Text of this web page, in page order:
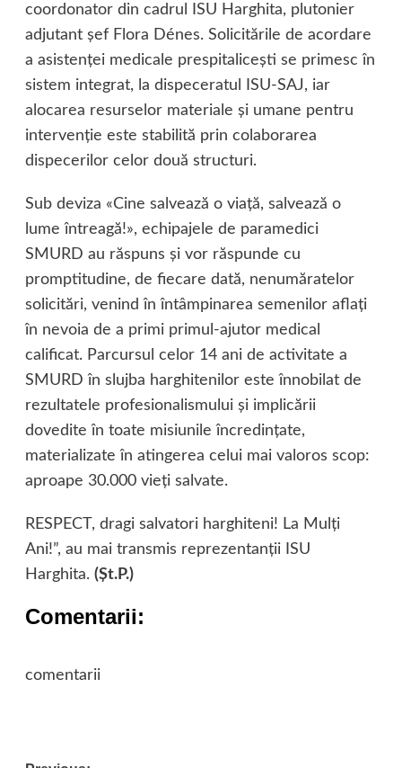
coordonator din cadrul ISU Harghita, plutonier
adjutant şef Flora Dénes. Solicitările de acordare
a asistenţei medicale prespitaliceşti se primesc în
sistem integrat, la dispeceratul ISU-SAJ, iar
alocarea resurselor materiale şi umane pentru
intervenţie este stabilită prin colaborarea
dispecerilor celor două structuri.
Sub deviza «Cine salvează o viaţă, salvează o
lume întreagă!», echipajele de paramedici
SMURD au răspuns şi vor răspunde cu
promptitudine, de fiecare dată, nenumăratelor
solicitări, venind în întâmpinarea semenilor aflaţi
în nevoia de a primi primul-ajutor medical
calificat. Parcursul celor 14 ani de activitate a
SMURD în slujba harghitenilor este înnobilat de
rezultatele profesionalismului şi implicării
dovedite în toate misiunile încredinţate,
materializate în atingerea celui mai valoros scop:
aproape 30.000 vieţi salvate.
RESPECT, dragi salvatori harghiteni! La Mulţi
Ani!”, au mai transmis reprezentanţii ISU
Harghita. (Şt.P.)
Comentarii:
comentarii